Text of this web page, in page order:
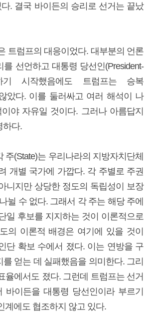
. 결국 바이든의 승리로 선거는 끝났
트럼프의 대응이었다. 대부분의 언론
를 선언하고 대통령 당선인(President-
기 시작했음에도 트럼프는 승복
았다. 이를 둘러싸고 여러 해석이 나
야 자유일 것이다. 그러나 아름답지
하다.
주(State)는 우리나라의 지방자치단체
개별 국가에 가깝다. 각 주별로 주권
니지만 상당한 정도의 독립성이 보장
뉠 수 없다. 그래서 각 주는 해당 주에
일 후보를 지지하는 것이 이론적으로
의 이론적 배경은 여기에 있을 것이
단 확보 수에서 졌다. 이는 연방을 구
얻는 데 실패했음을 의미한다. 그리
율에서도 졌다. 그런데 트럼프는 선거
바이든을 대통령 당선인이라 부르기
계에도 협조하지 않고 있다.